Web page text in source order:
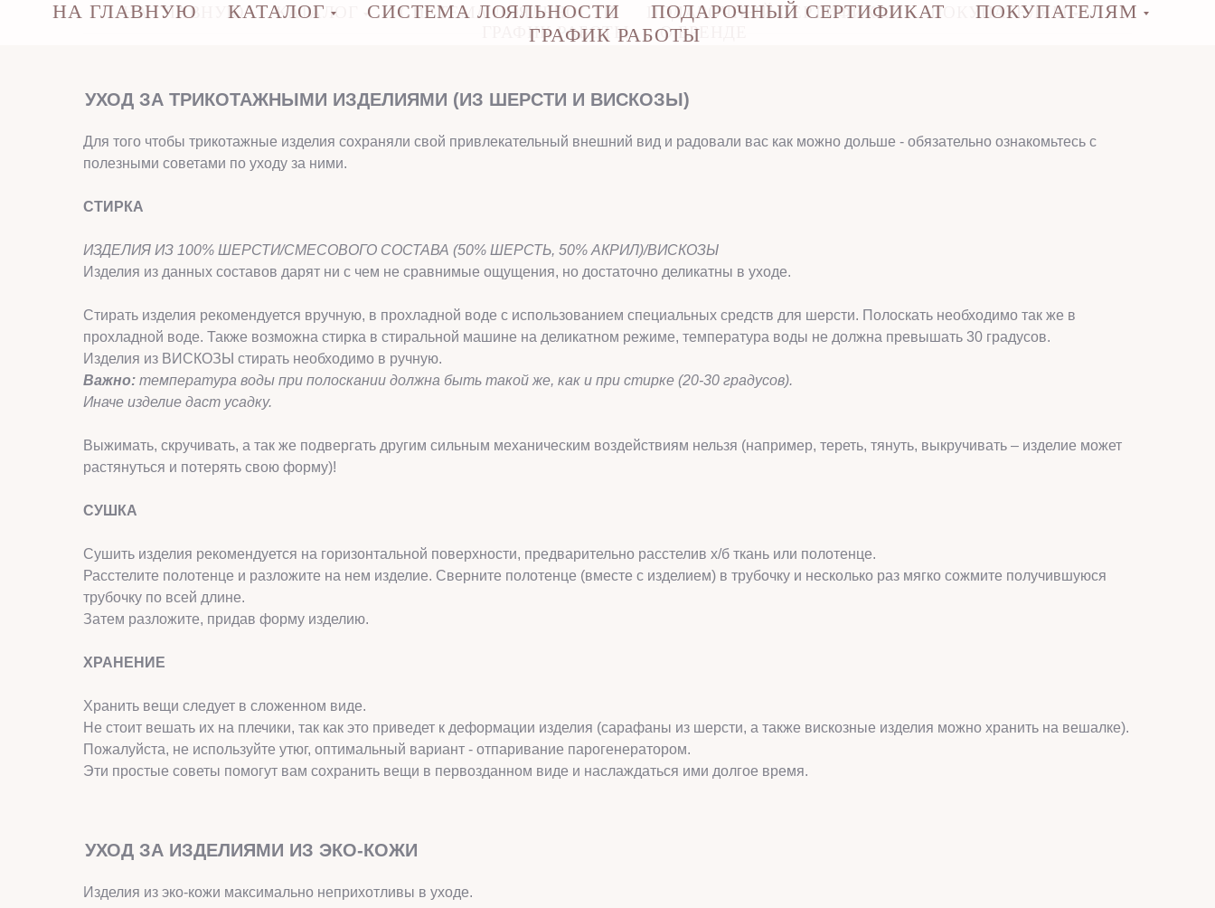
НА ГЛАВНУЮ КАТАЛОГ СИСТЕМА ЛОЯЛЬНОСТИ ПОДАРОЧНЫЙ СЕРТИФИКАТ
ПОКУПАТЕЛЯМ
ГРАФИК РАБОТЫ
О БРЕНДЕ
НА ГЛАВНУЮ КАТАЛОГ СИСТЕМА ЛОЯЛЬНОСТИ ПОДАРОЧНЫЙ СЕРТИФИКАТ
ПОКУПАТЕЛЯМ
ГРАФИК РАБОТЫ
УХОД ЗА ТРИКОТАЖНЫМИ ИЗДЕЛИЯМИ (ИЗ ШЕРСТИ И ВИСКОЗЫ)
Для того чтобы трикотажные изделия сохраняли свой привлекательный внешний вид и радовали вас как можно дольше - обязательно ознакомьтесь с
полезными советами по уходу за ними.
СТИРКА
ИЗДЕЛИЯ ИЗ 100% ШЕРСТИ/СМЕСОВОГО СОСТАВА (50% ШЕРСТЬ, 50% АКРИЛ)/ВИСКОЗЫ
Изделия из данных составов дарят ни с чем не сравнимые ощущения, но достаточно деликатны в уходе.
Стирать изделия рекомендуется вручную, в прохладной воде с использованием специальных средств для шерсти. Полоскать необходимо так же в
прохладной воде. Также возможна стирка в стиральной машине на деликатном режиме, температура воды не должна превышать 30 градусов.
Изделия из ВИСКОЗЫ стирать необходимо в ручную.
Важно: температура воды при полоскании должна быть такой же, как и при стирке (20-30 градусов).
Иначе изделие даст усадку.
Выжимать, скручивать, а так же подвергать другим сильным механическим воздействиям нельзя (например, тереть, тянуть, выкручивать – изделие может
растянуться и потерять свою форму)!
СУШКА
Сушить изделия рекомендуется на горизонтальной поверхности, предварительно расстелив х/б ткань или полотенце.
Расстелите полотенце и разложите на нем изделие. Сверните полотенце (вместе с изделием) в трубочку и несколько раз мягко сожмите получившуюся
трубочку по всей длине.
Затем разложите, придав форму изделию.
ХРАНЕНИЕ
Хранить вещи следует в сложенном виде.
Не стоит вешать их на плечики, так как это приведет к деформации изделия (сарафаны из шерсти, а также вискозные изделия можно хранить на вешалке).
Пожалуйста, не используйте утюг, оптимальный вариант - отпаривание парогенератором.
Эти простые советы помогут вам сохранить вещи в первозданном виде и наслаждаться ими долгое время.
УХОД ЗА ИЗДЕЛИЯМИ ИЗ ЭКО-КОЖИ
Изделия из эко-кожи максимально неприхотливы в уходе.